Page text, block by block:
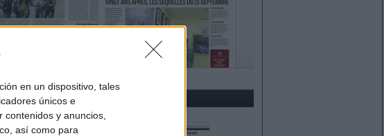
en un dispositivo, tales
únicos e
y anuncios,
así como para